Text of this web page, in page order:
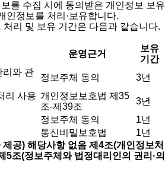
를 수집 시에 동의받은 개인정보 보유
인정보를 처리·보유합니다.
처리 및 보유 기간은 다음과 같습니다.
운영근거
보유
기간
리와 관
정보주체 동의
3년
리 사용 개인정보보호법 제35
조-제39조
3년
정보주체 동의
1년
통신비밀보호법
1년
공) 해당사항 없음 제4조(개인정보처
5조(정보주체와 법정대리인의 권리·의